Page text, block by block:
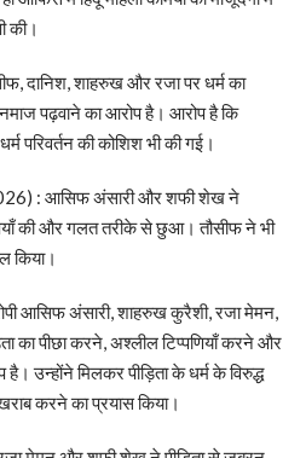
की।
दानिश, शाहरुख और रजा पर धर्म का
पढ़वाने का आरोप है। आरोप है कि
परिवर्तन की कोशिश भी की गई।
: आसिफ अंसारी और शफी शेख ने
की और गलत तरीके से छुआ। तौसीफ ने भी
किया।
आसिफ अंसारी, शाहरुख कुरैशी, रजा मेमन,
का पीछा करने, अश्लील टिप्पणियाँ करने और
उन्होंने मिलकर पीड़िता के धर्म के विरुद्ध
करने का प्रयास किया।